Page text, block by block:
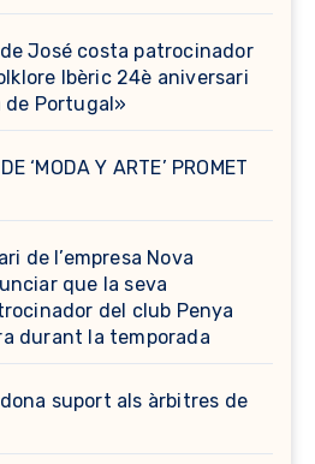
José costa patrocinador
Ibèric 24è aniversari
de Portugal»
‘MODA Y ARTE’ PROMET
de l’empresa Nova
que la seva
del club Penya
durant la temporada
suport als àrbitres de